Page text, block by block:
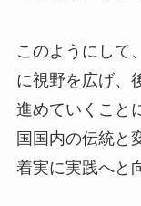
このようにして
に視野を広げ、
進めていくこと
国国内の伝統と
着実に実践へと